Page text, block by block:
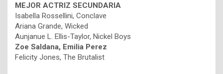
MEJOR ACTRIZ SECUNDARIA
Isabella Rossellini, Conclave
Ariana Grande, Wicked
Aunjanue L. Ellis-Taylor, Nickel Boys
Zoe Saldana, Emilia Perez
Felicity Jones, The Brutalist